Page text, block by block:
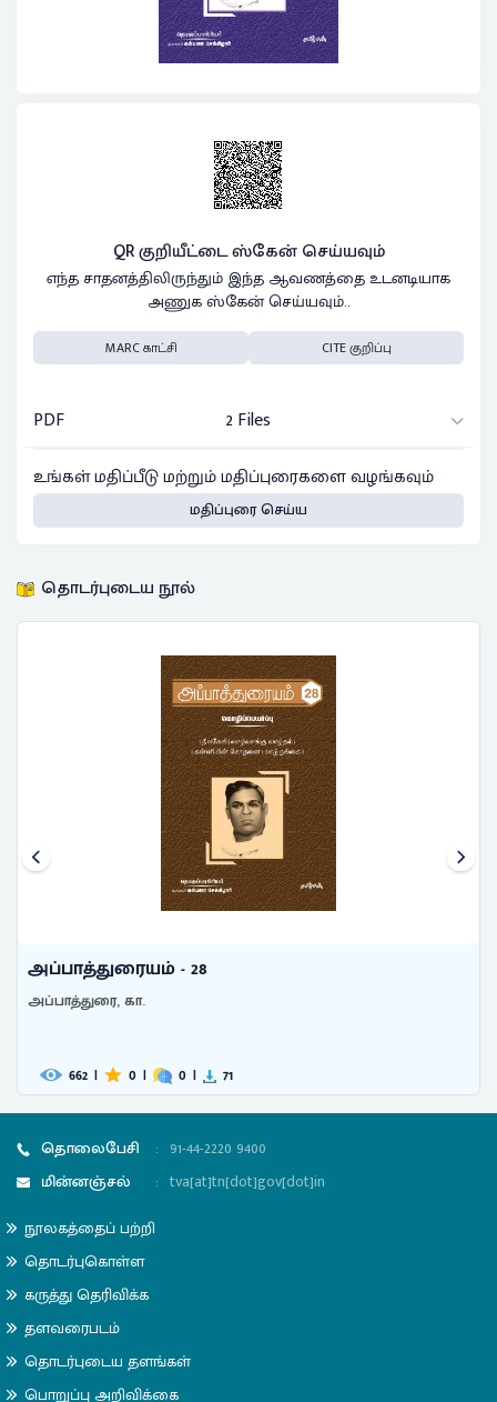
QR குறியீட்டை ஸ்கேன் செய்யவும்
எந்த சாதனத்திலிருந்தும் இந்த ஆவணத்தை உடனடியாக
அணுக ஸ்கேன் செய்யவும்..
MARC காட்சி CITE குறிப்பு
PDF
2 Files
உங்கள் மதிப்பீடு மற்றும் மதிப்புரைகளை வழங்கவும்
மதிப்புரை செய்ய
தொடர்புடைய நூல்
அப்பாத்துரையம் - 28
அப்பாத்துரை, கா.
662 | 0 | 0 | 71
தொலைபேசி : 91-44-2220 9400
மின்னஞ்சல்
: tva[at]tn[dot]gov[dot]in
நூலகத்தைப் பற்றி
தொடர்புகொள்ள
கருத்து தெரிவிக்க
தளவரைபடம்
தொடர்புடைய தளங்கள்
பொறுப்பு அறிவிக்கை